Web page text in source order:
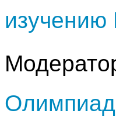
изучению